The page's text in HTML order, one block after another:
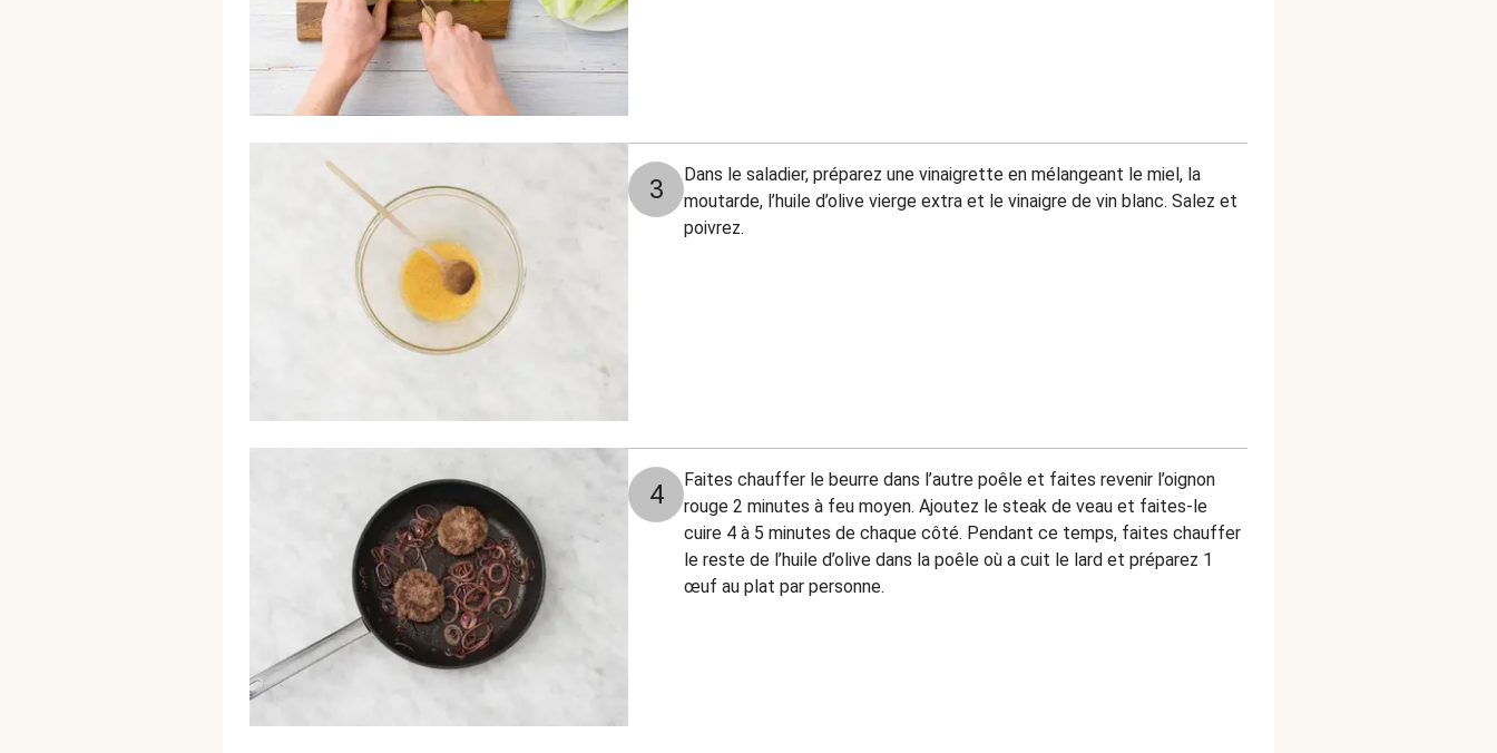
3
Dans le saladier, préparez une vinaigrette en mélangeant le miel, la
moutarde, l’huile d’olive vierge extra et le vinaigre de vin blanc. Salez et
poivrez.
4
Faites chauffer le beurre dans l’autre poêle et faites revenir l’oignon
rouge 2 minutes à feu moyen. Ajoutez le steak de veau et faites-le
cuire 4 à 5 minutes de chaque côté. Pendant ce temps, faites chauffer
le reste de l’huile d’olive dans la poêle où a cuit le lard et préparez 1
œuf au plat par personne.